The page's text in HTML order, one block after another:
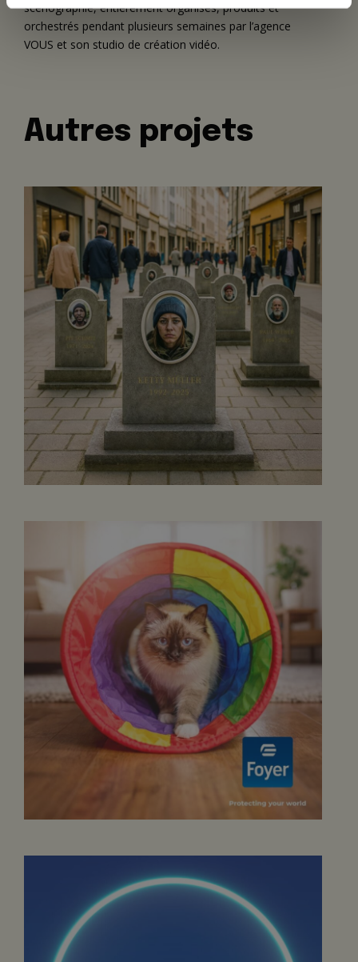
scénographie, entièrement organisés, produits et
orchestrés pendant plusieurs semaines par l’agence
VOUS et son studio de création vidéo.
Autres projets